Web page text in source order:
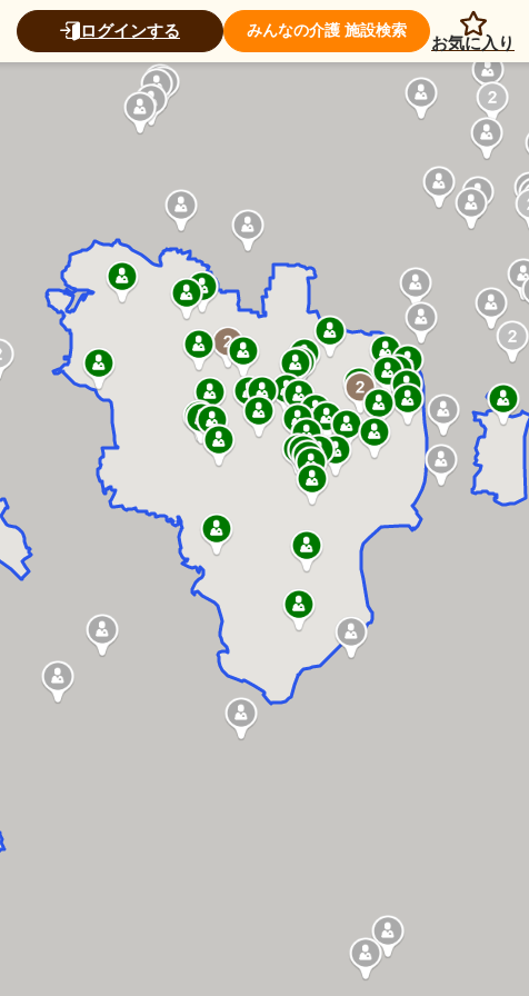
ログインする みんなの介護 施設検索
お気に入り